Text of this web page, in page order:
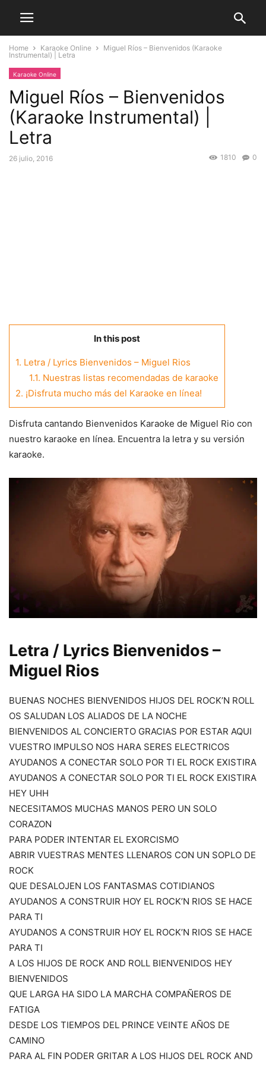
Home Karaoke Online
Miguel Ríos – Bienvenidos (Karaoke
Instrumental) | Letra
Karaoke Online
Miguel Ríos – Bienvenidos
(Karaoke Instrumental) |
Letra
26 julio, 2016 0
1810
In this post
1. Letra / Lyrics Bienvenidos – Miguel Rios
1.1. Nuestras listas recomendadas de karaoke
2. ¡Disfruta mucho más del Karaoke en línea!
Disfruta cantando Bienvenidos Karaoke de Miguel Rio con
nuestro karaoke en línea. Encuentra la letra y su versión
karaoke.
Letra / Lyrics Bienvenidos –
Miguel Rios
BUENAS NOCHES BIENVENIDOS HIJOS DEL ROCK’N ROLL
OS SALUDAN LOS ALIADOS DE LA NOCHE
BIENVENIDOS AL CONCIERTO GRACIAS POR ESTAR AQUI
VUESTRO IMPULSO NOS HARA SERES ELECTRICOS
AYUDANOS A CONECTAR SOLO POR TI EL ROCK EXISTIRA
AYUDANOS A CONECTAR SOLO POR TI EL ROCK EXISTIRA
HEY UHH
NECESITAMOS MUCHAS MANOS PERO UN SOLO
CORAZON
PARA PODER INTENTAR EL EXORCISMO
ABRIR VUESTRAS MENTES LLENAROS CON UN SOPLO DE
ROCK
QUE DESALOJEN LOS FANTASMAS COTIDIANOS
AYUDANOS A CONSTRUIR HOY EL ROCK’N RIOS SE HACE
PARA TI
AYUDANOS A CONSTRUIR HOY EL ROCK’N RIOS SE HACE
PARA TI
A LOS HIJOS DE ROCK AND ROLL BIENVENIDOS HEY
BIENVENIDOS
QUE LARGA HA SIDO LA MARCHA COMPAÑEROS DE
FATIGA
DESDE LOS TIEMPOS DEL PRINCE VEINTE AÑOS DE
CAMINO
PARA AL FIN PODER GRITAR A LOS HIJOS DEL ROCK AND